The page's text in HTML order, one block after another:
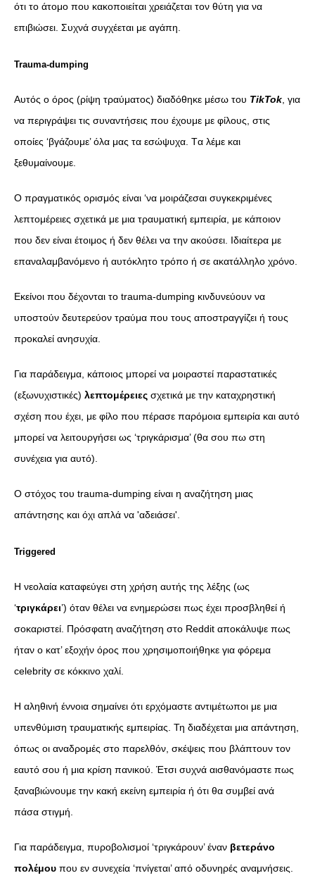
ότι το άτομο που κακοποιείται χρειάζεται τον θύτη για να
επιβιώσει. Συχνά συγχέεται με αγάπη.
Trauma-dumping
Αυτός ο όρος (ρίψη τραύματος) διαδόθηκε μέσω του TikTok , για
να περιγράψει τις συναντήσεις που έχουμε με φίλους, στις
οποίες ‘βγάζουμε’ όλα μας τα εσώψυχα. Tα λέμε και
ξεθυμαίνουμε.
Ο πραγματικός ορισμός είναι ‘να μοιράζεσαι συγκεκριμένες
λεπτομέρειες σχετικά με μια τραυματική εμπειρία, με κάποιον
που δεν είναι έτοιμος ή δεν θέλει να την ακούσει. Ιδιαίτερα με
επαναλαμβανόμενο ή αυτόκλητο τρόπο ή σε ακατάλληλο χρόνο.
Εκείνοι που δέχονται τo trauma-dumping κινδυνεύουν να
υποστούν δευτερεύον τραύμα που τους αποστραγγίζει ή τους
προκαλεί ανησυχία.
Για παράδειγμα, κάποιος μπορεί να μοιραστεί παραστατικές
(εξωνυχιστικές) λεπτομέρειες σχετικά με την καταχρηστική
σχέση που έχει, με φίλο που πέρασε παρόμοια εμπειρία και αυτό
μπορεί να λειτουργήσει ως ‘τριγκάρισμα’ (θα σου πω στη
συνέχεια για αυτό).
Ο στόχος του trauma-dumping είναι η αναζήτηση μιας
απάντησης και όχι απλά να 'αδειάσει'.
Triggered
Η νεολαία καταφεύγει στη χρήση αυτής της λέξης (ως
‘τριγκάρει’) όταν θέλει να ενημερώσει πως έχει προσβληθεί ή
σοκαριστεί. Πρόσφατη αναζήτηση στο Reddit αποκάλυψε πως
ήταν ο κατ’ εξοχήν όρος που χρησιμοποιήθηκε για φόρεμα
celebrity σε κόκκινο χαλί.
Η αληθινή έννοια σημαίνει ότι ερχόμαστε αντιμέτωποι με μια
υπενθύμιση τραυματικής εμπειρίας. Τη διαδέχεται μια απάντηση,
όπως οι αναδρομές στο παρελθόν, σκέψεις που βλάπτουν τον
εαυτό σου ή μια κρίση πανικού. Έτσι συχνά αισθανόμαστε πως
ξαναβιώνουμε την κακή εκείνη εμπειρία ή ότι θα συμβεί ανά
πάσα στιγμή.
Για παράδειγμα, πυροβολισμοί ‘τριγκάρουν’ έναν βετεράνο
πολέμου που εν συνεχεία ‘πνίγεται’ από οδυνηρές αναμνήσεις.